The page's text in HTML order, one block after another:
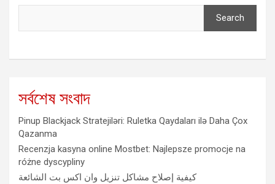
Search
সর্বশেষ সংবাদ
Pinup Blackjack Stratejiləri: Ruletka Qaydaları ilə Daha Çox
Qazanma
Recenzja kasyna online Mostbet: Najlepsze promocje na
różne dyscypliny
كيفية إصلاح مشاكل تنزيل وان اكس بت الشائعة